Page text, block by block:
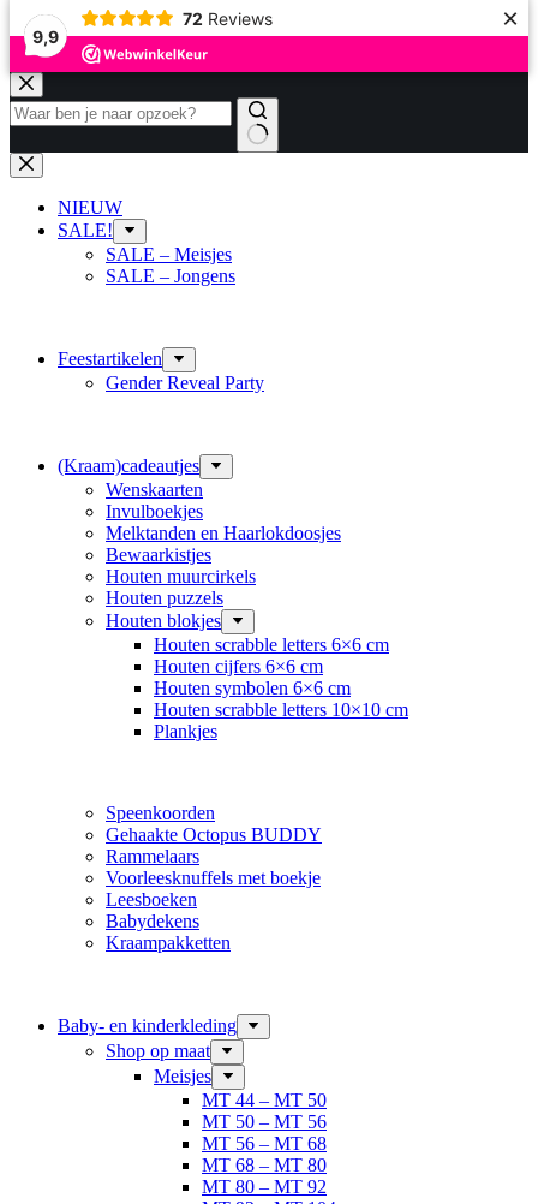
9,9
72 Reviews ×
Ga
naar
de
Geen
resultaten
NIEUW
SALE!
SALE – Meisjes
SALE – Jongens
Feestartikelen
Gender Reveal Party
(Kraam)cadeautjes
Wenskaarten
Invulboekjes
Melktanden en Haarlokdoosjes
Bewaarkistjes
Houten muurcirkels
Houten puzzels
Houten blokjes
Houten scrabble letters 6×6 cm
Houten cijfers 6×6 cm
Houten symbolen 6×6 cm
Houten scrabble letters 10×10 cm
Plankjes
Speenkoorden
Gehaakte Octopus BUDDY
Rammelaars
Voorleesknuffels met boekje
Leesboeken
Babydekens
Kraampakketten
Baby- en kinderkleding
Shop op maat
Meisjes
MT 44 – MT 50
MT 50 – MT 56
MT 56 – MT 68
MT 68 – MT 80
MT 80 – MT 92